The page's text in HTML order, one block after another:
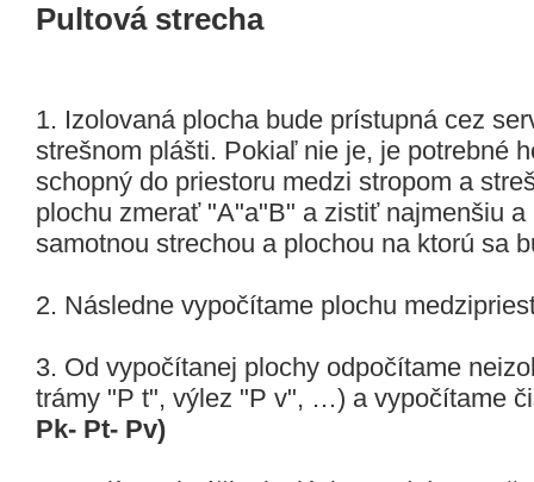
Pultová strecha
1. Izolovaná plocha bude prístupná cez
strešnom plášti. Pokiaľ nie je, je potrebné
schopný do priestoru medzi stropom a
plochu zmerať "A"a"B" a zistiť najmenšiu
samotnou strechou a plochou na ktorú sa
2. Následne vypočítame plochu
3. Od vypočítanej plochy odpočítame
trámy "P t", výlez "P v", …) a vypočítame
Pk- Pt- Pv)